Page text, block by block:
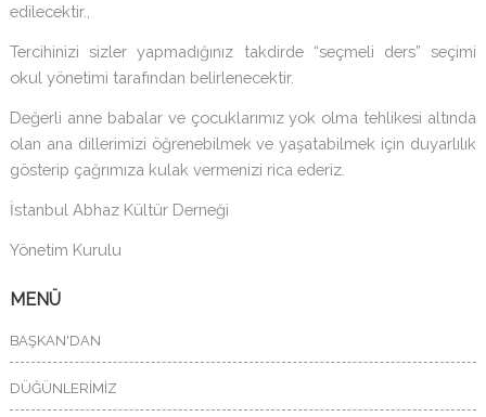
edilecektir.,
Tercihinizi sizler yapmadığınız takdirde “seçmeli ders” seçimi
okul yönetimi tarafından belirlenecektir.
Değerli anne babalar ve çocuklarımız yok olma tehlikesi altında
olan ana dillerimizi öğrenebilmek ve yaşatabilmek için duyarlılık
gösterip çağrımıza kulak vermenizi rica ederiz.
İstanbul Abhaz Kültür Derneği
Yönetim Kurulu
MENÜ
BAŞKAN'DAN
DÜĞÜNLERİMİZ